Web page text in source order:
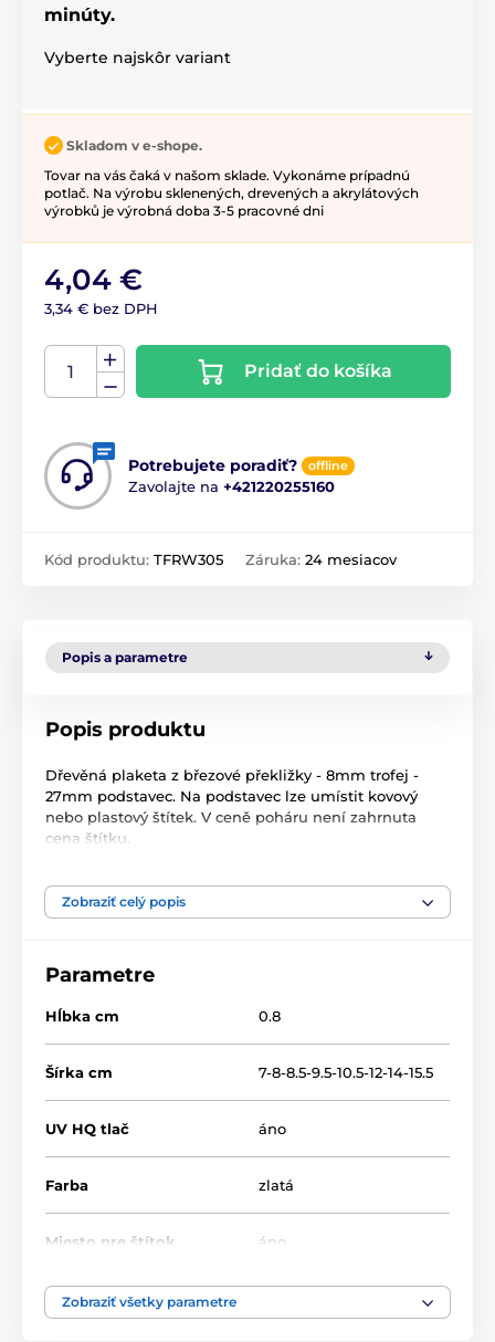
minúty.
Vyberte najskôr variant
Skladom v e-shope.
Tovar na vás čaká v našom sklade. Vykonáme prípadnú
potlač. Na výrobu sklenených, drevených a akrylátových
výrobků je výrobná doba 3-5 pracovné dni
4,04 €
3,34 € bez DPH
Pridať do košíka
Potrebujete poradiť? offline
Zavolajte na +421220255160
Kód produktu: TFRW305 Záruka: 24 mesiacov
Popis a parametre
Popis produktu
Dřevěná plaketa z březové překližky - 8mm trofej -
27mm podstavec. Na podstavec lze umístit kovový
nebo plastový štítek. V ceně poháru není zahrnuta
cena štítku.
Produkt je zaradený v kategóriách
Zobraziť celý popis
Parametre
Hĺbka cm 0.8
Šírka cm 7-8-8.5-9.5-10.5-12-14-15.5
UV HQ tlač áno
Farba zlatá
Miesto pre štítok áno
Výška cm
20-22
Zobraziť všetky parametre